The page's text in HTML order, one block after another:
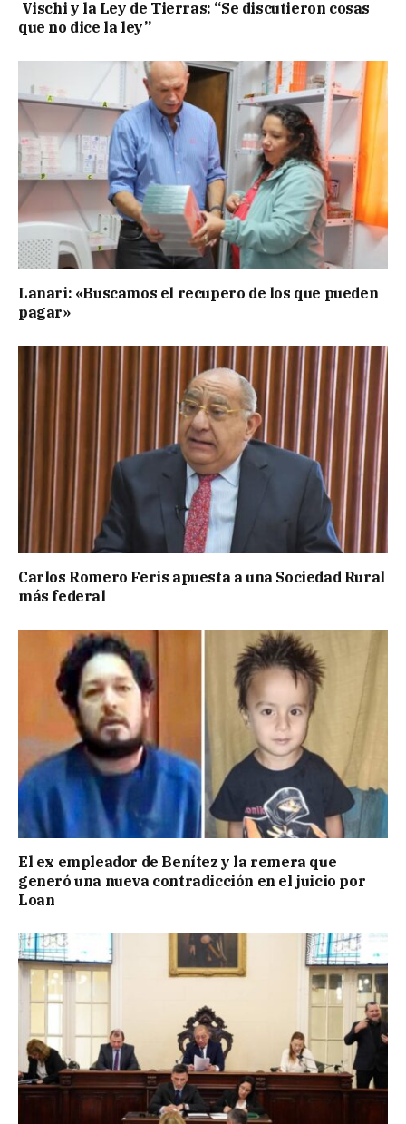
Vischi y la Ley de Tierras: “Se discutieron cosas
que no dice la ley”
Lanari: «Buscamos el recupero de los que pueden
pagar»
Carlos Romero Feris apuesta a una Sociedad Rural
más federal
El ex empleador de Benítez y la remera que
generó una nueva contradicción en el juicio por
Loan